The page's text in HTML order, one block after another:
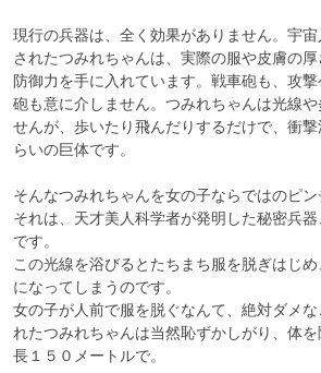
現行の兵器は、全く効果がありません。宇
されたつみれちゃんは、実際の服や皮膚の
防御力を手に入れています。戦車砲も、攻
砲も意に介しません。つみれちゃんは光線
せんが、歩いたり飛んだりするだけで、衝撃
らいの巨体です。
そんなつみれちゃんを女の子ならではのピン
それは、天才美人科学者が発明した秘密兵
です。
この光線を浴びるとたちまち服を脱ぎはじ
になってしまうのです。
女の子が人前で服を脱ぐなんて、絶対ダメ
れたつみれちゃんは当然恥ずかしがり、体
長１５０メートルで。